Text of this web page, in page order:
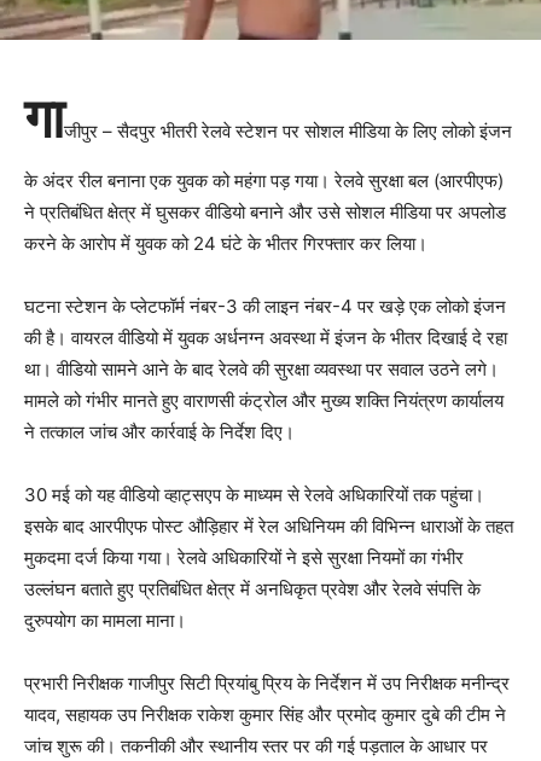
गाजीपुर – सैदपुर भीतरी रेलवे स्टेशन पर सोशल मीडिया के लिए लोको इंजन
के अंदर रील बनाना एक युवक को महंगा पड़ गया। रेलवे सुरक्षा बल (आरपीएफ)
ने प्रतिबंधित क्षेत्र में घुसकर वीडियो बनाने और उसे सोशल मीडिया पर अपलोड
करने के आरोप में युवक को 24 घंटे के भीतर गिरफ्तार कर लिया।
घटना स्टेशन के प्लेटफॉर्म नंबर-3 की लाइन नंबर-4 पर खड़े एक लोको इंजन
की है। वायरल वीडियो में युवक अर्धनग्न अवस्था में इंजन के भीतर दिखाई दे रहा
था। वीडियो सामने आने के बाद रेलवे की सुरक्षा व्यवस्था पर सवाल उठने लगे।
मामले को गंभीर मानते हुए वाराणसी कंट्रोल और मुख्य शक्ति नियंत्रण कार्यालय
ने तत्काल जांच और कार्रवाई के निर्देश दिए।
30 मई को यह वीडियो व्हाट्सएप के माध्यम से रेलवे अधिकारियों तक पहुंचा।
इसके बाद आरपीएफ पोस्ट औड़िहार में रेल अधिनियम की विभिन्न धाराओं के तहत
मुकदमा दर्ज किया गया। रेलवे अधिकारियों ने इसे सुरक्षा नियमों का गंभीर
उल्लंघन बताते हुए प्रतिबंधित क्षेत्र में अनधिकृत प्रवेश और रेलवे संपत्ति के
दुरुपयोग का मामला माना।
प्रभारी निरीक्षक गाजीपुर सिटी प्रियांबु प्रिय के निर्देशन में उप निरीक्षक मनीन्द्र
यादव, सहायक उप निरीक्षक राकेश कुमार सिंह और प्रमोद कुमार दुबे की टीम ने
जांच शुरू की। तकनीकी और स्थानीय स्तर पर की गई पड़ताल के आधार पर